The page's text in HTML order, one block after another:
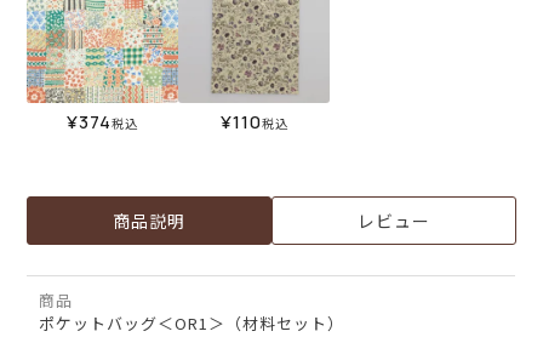
¥374税込 ¥110税込
商品説明 レビュー
商品
ポケットバッグ＜OR1＞（材料セット）